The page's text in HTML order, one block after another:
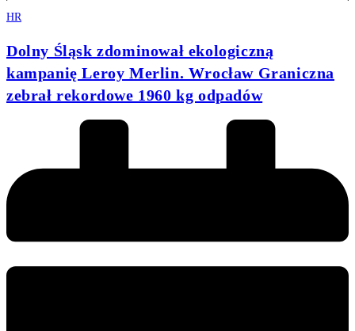
HR
Dolny Śląsk zdominował ekologiczną
kampanię Leroy Merlin. Wrocław Graniczna
zebrał rekordowe 1960 kg odpadów